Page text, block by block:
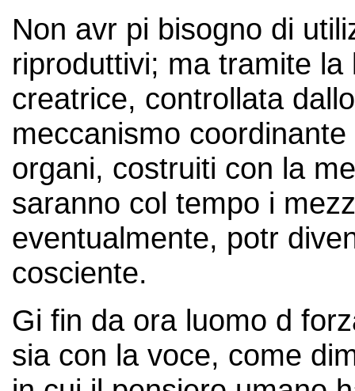
Non avr pi bisogno di
riproduttivi; ma tramite
creatrice, controllata
meccanismo
organi, costruiti con la
saranno col tempo i
eventualmente, potr
cosciente.
Gi fin da ora luomo d
sia con la voce, come